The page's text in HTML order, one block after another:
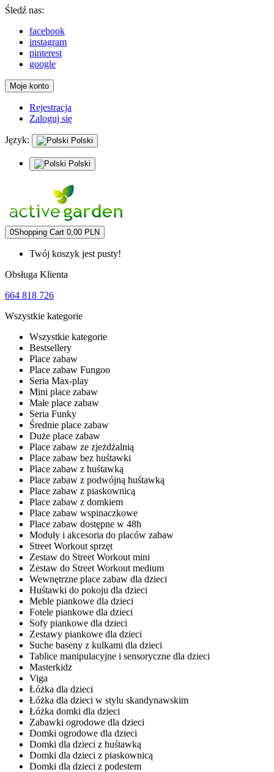
Śledź nas:
facebook
instagram
pinterest
google
Moje konto
Rejestracja
Zaloguj się
Język: Polski
Polski
0Shopping Cart 0,00 PLN
Twój koszyk jest pusty!
Obsługa Klienta
664 818 726
Wszystkie kategorie
Wszystkie kategorie
Bestsellery
Place zabaw
Place zabaw Fungoo
Seria Max-play
Mini place zabaw
Małe place zabaw
Seria Funky
Średnie place zabaw
Duże place zabaw
Place zabaw ze zjeżdżalnią
Place zabaw bez huśtawki
Place zabaw z huśtawką
Place zabaw z podwójną huśtawką
Place zabaw z piaskownicą
Place zabaw z domkiem
Place zabaw wspinaczkowe
Place zabaw dostępne w 48h
Moduły i akcesoria do placów zabaw
Street Workout sprzęt
Zestaw do Street Workout mini
Zestaw do Street Workout medium
Wewnętrzne place zabaw dla dzieci
Huśtawki do pokoju dla dzieci
Meble piankowe dla dzieci
Fotele piankowe dla dzieci
Sofy piankowe dla dzieci
Zestawy piankowe dla dzieci
Suche baseny z kulkami dla dzieci
Tablice manipulacyjne i sensoryczne dla dzieci
Masterkidz
Viga
Łóżka dla dzieci
Łóżka dla dzieci w stylu skandynawskim
Łóżka domki dla dzieci
Zabawki ogrodowe dla dzieci
Domki ogrodowe dla dzieci
Domki dla dzieci z huśtawką
Domki dla dzieci z piaskownicą
Domki dla dzieci z podestem